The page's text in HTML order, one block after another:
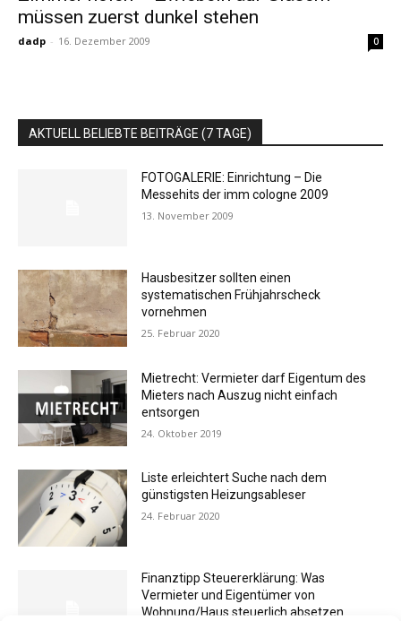
müssen zuerst dunkel stehen
dadp - 16. Dezember 2009 0
AKTUELL BELIEBTE BEITRÄGE (7 TAGE)
FOTOGALERIE: Einrichtung – Die
Messehits der imm cologne 2009
13. November 2009
Hausbesitzer sollten einen
systematischen Frühjahrscheck
vornehmen
25. Februar 2020
Mietrecht: Vermieter darf Eigentum des
Mieters nach Auszug nicht einfach
entsorgen
24. Oktober 2019
Liste erleichtert Suche nach dem
günstigsten Heizungsableser
24. Februar 2020
Finanztipp Steuererklärung: Was
Vermieter und Eigentümer von
Wohnung/Haus steuerlich absetzen